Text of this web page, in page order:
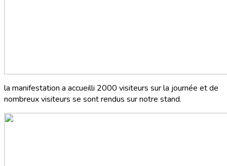
la manifestation a accueilli 2000 visiteurs sur la journée et de
nombreux visiteurs se sont rendus sur notre stand.